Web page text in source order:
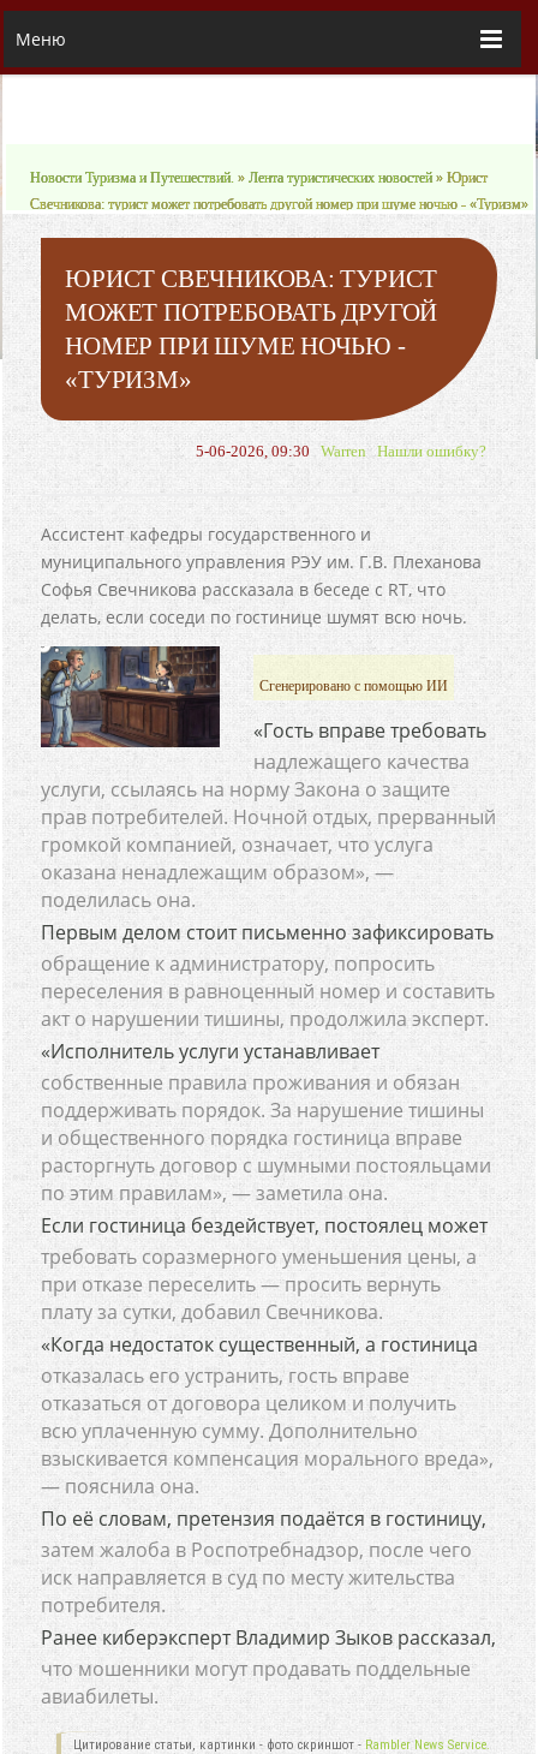
Меню
Новости Туризма и Путешествий. »Лента туристических новостей » Юрист
Свечникова: турист может потребовать другой номер при шуме ночью - «Туризм»
ЮРИСТ СВЕЧНИКОВА: ТУРИСТ
МОЖЕТ ПОТРЕБОВАТЬ ДРУГОЙ
НОМЕР ПРИ ШУМЕ НОЧЬЮ -
«ТУРИЗМ»
5-06-2026, 09:30 Warren Нашли ошибку?
Ассистент кафедры государственного и
муниципального управления РЭУ им. Г.В. Плеханова
Софья Свечникова рассказала в беседе с RT, что
делать, если соседи по гостинице шумят всю ночь.
Сгенерировано с помощью ИИ
«Гость вправе требовать
надлежащего качества
услуги, ссылаясь на норму Закона о защите
прав потребителей. Ночной отдых, прерванный
громкой компанией, означает, что услуга
оказана ненадлежащим образом», —
поделилась она.
Первым делом стоит письменно зафиксировать
обращение к администратору, попросить
переселения в равноценный номер и составить
акт о нарушении тишины, продолжила эксперт.
«Исполнитель услуги устанавливает
собственные правила проживания и обязан
поддерживать порядок. За нарушение тишины
и общественного порядка гостиница вправе
расторгнуть договор с шумными постояльцами
по этим правилам», — заметила она.
Если гостиница бездействует, постоялец может
требовать соразмерного уменьшения цены, а
при отказе переселить — просить вернуть
плату за сутки, добавил Свечникова.
«Когда недостаток существенный, а гостиница
отказалась его устранить, гость вправе
отказаться от договора целиком и получить
всю уплаченную сумму. Дополнительно
взыскивается компенсация морального вреда»,
— пояснила она.
По её словам, претензия подаётся в гостиницу,
затем жалоба в Роспотребнадзор, после чего
иск направляется в суд по месту жительства
потребителя.
Ранее киберэксперт Владимир Зыков рассказал,
что мошенники могут продавать поддельные
авиабилеты.
Цитирование статьи, картинки - фото скриншот - Rambler News Service.